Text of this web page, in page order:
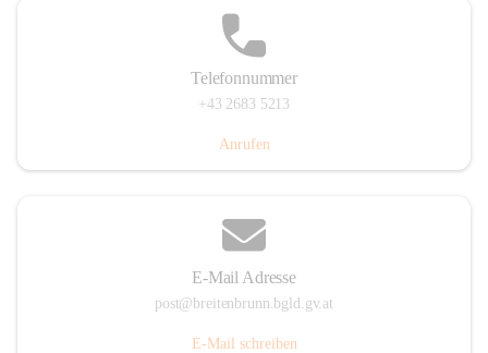
Telefonnummer
+43 2683 5213
Anrufen
E-Mail Adresse
post@breitenbrunn.bgld.gv.at
E-Mail schreiben